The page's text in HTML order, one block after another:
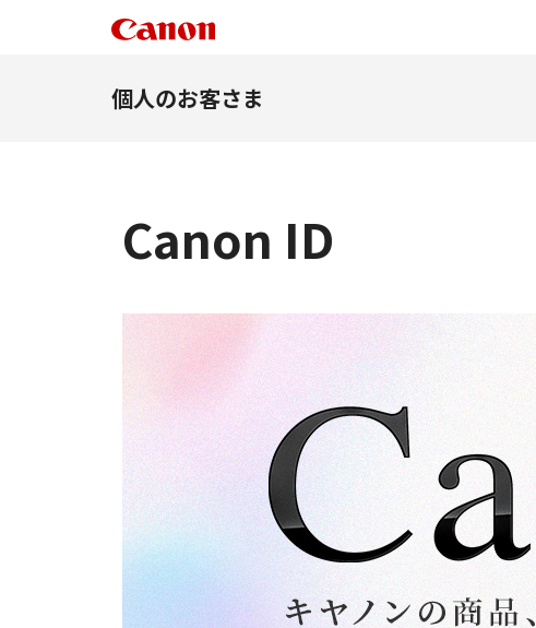
個人のお客さま
Canon ID